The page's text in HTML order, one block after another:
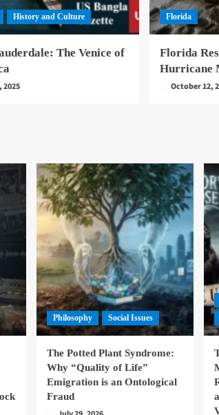
History and Culture
The Venice of
2025
Florida
Florida
Hurricane
October 12,
Philosophy Social Issues
The Potted Plant Syndrome:
Why “Quality of Life”
Emigration is an Ontological
Fraud